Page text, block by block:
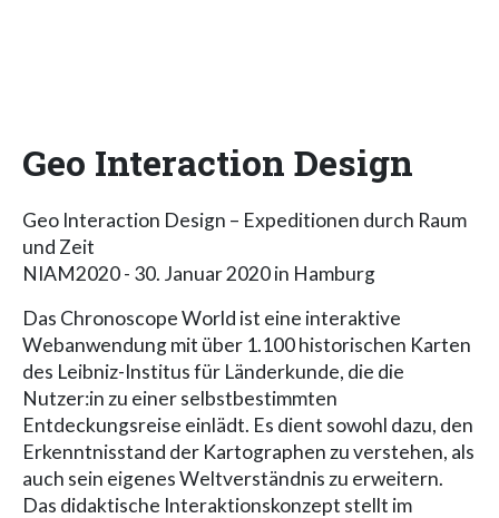
Geo Interaction Design
Geo Interaction Design – Expeditionen durch Raum
und Zeit
NIAM2020 - 30. Januar 2020 in Hamburg
Das Chronoscope World ist eine interaktive
Webanwendung mit über 1.100 historischen Karten
des Leibniz-Institus für Länderkunde, die die
Nutzer:in zu einer selbstbestimmten
Entdeckungsreise einlädt. Es dient sowohl dazu, den
Erkenntnisstand der Kartographen zu verstehen, als
auch sein eigenes Weltverständnis zu erweitern.
Das didaktische Interaktionskonzept stellt im